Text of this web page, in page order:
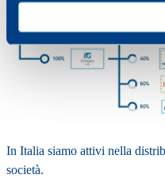
In Italia siamo attivi nella
società.